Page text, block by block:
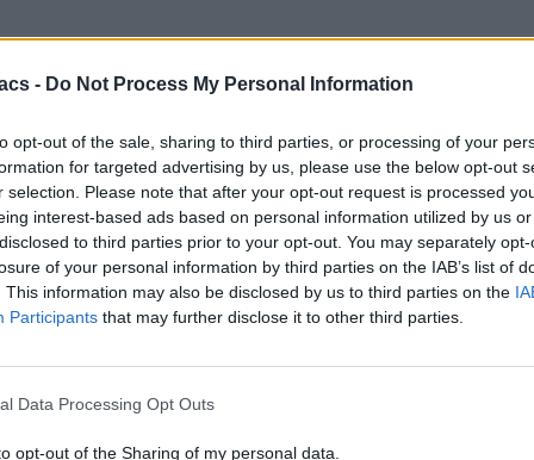
- Do Not Process My Personal Information
opt-out of the sale, sharing to third parties, or processing of your
for targeted advertising by us, please use the below opt-out
selection. Please note that after your opt-out request is processed
interest-based ads based on personal information utilized by us
to third parties prior to your opt-out. You may separately
of your personal information by third parties on the IAB’s list of
This information may also be disclosed by us to third parties on the
Participants that may further disclose it to other third parties.
Data Processing Opt Outs
opt-out of the Sharing of my personal data.